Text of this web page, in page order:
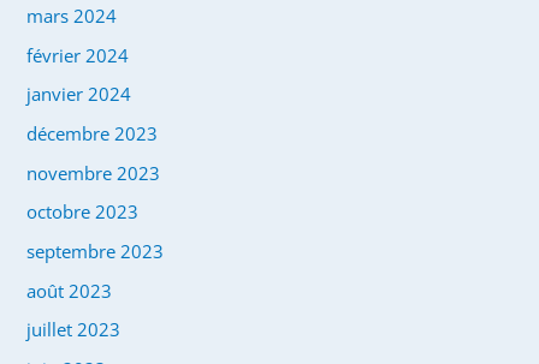
mars 2024
février 2024
janvier 2024
décembre 2023
novembre 2023
octobre 2023
septembre 2023
août 2023
juillet 2023